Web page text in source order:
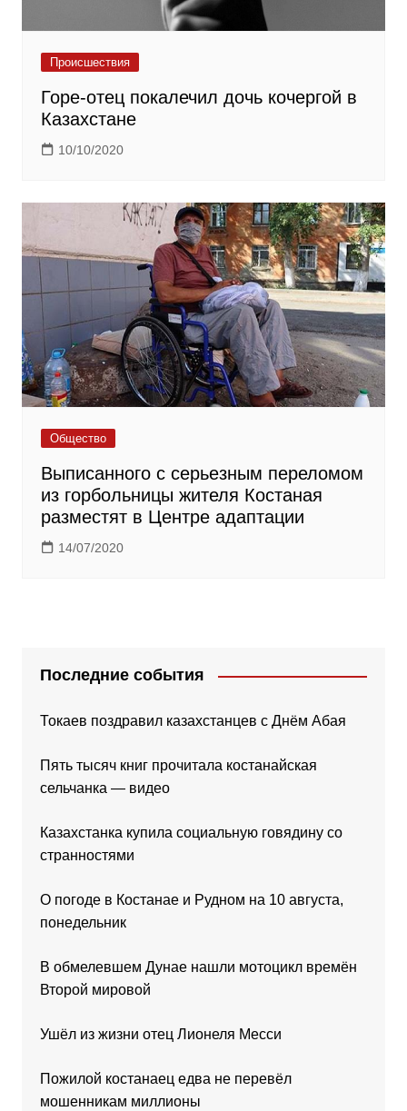
Происшествия
Горе-отец покалечил дочь кочергой в
Казахстане
10/10/2020
Общество
Выписанного с серьезным переломом
из горбольницы жителя Костаная
разместят в Центре адаптации
14/07/2020
Последние события
Токаев поздравил казахстанцев с Днём Абая
Пять тысяч книг прочитала костанайская
сельчанка — видео
Казахстанка купила социальную говядину со
странностями
О погоде в Костанае и Рудном на 10 августа,
понедельник
В обмелевшем Дунае нашли мотоцикл времён
Второй мировой
Ушёл из жизни отец Лионеля Месси
Пожилой костанаец едва не перевёл
мошенникам миллионы